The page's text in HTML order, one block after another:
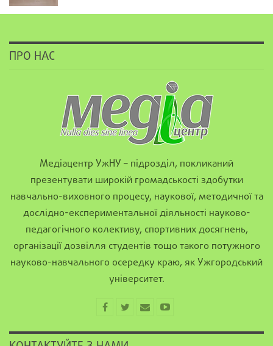
ПРО НАС
Медіацентр УжНУ – підрозділ, покликаний
презентувати широкій громадськості здобутки
навчально-виховного процесу, наукової, методичної та
дослідно-експериментальної діяльності науково-
педагогічного колективу, спортивних досягнень,
організації дозвілля студентів тощо такого потужного
науково-навчального осередку краю, як Ужгородський
університет.